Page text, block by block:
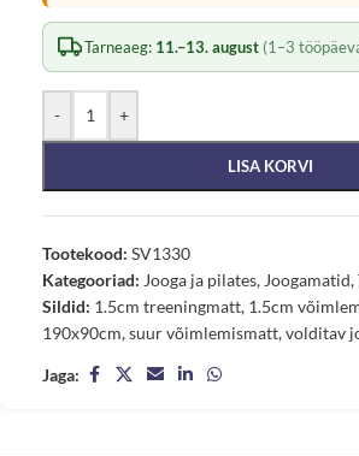
Tarneaeg: 11.–13. august (1–3
- +
LISA KORVI
Tootekood: SV1330
Kategooriad: Jooga ja pilates, Joogamatid,
Sildid: 1.5cm treeningmatt, 1.5cm
190x90cm,suur võimlemismatt,volditav
Jaga: